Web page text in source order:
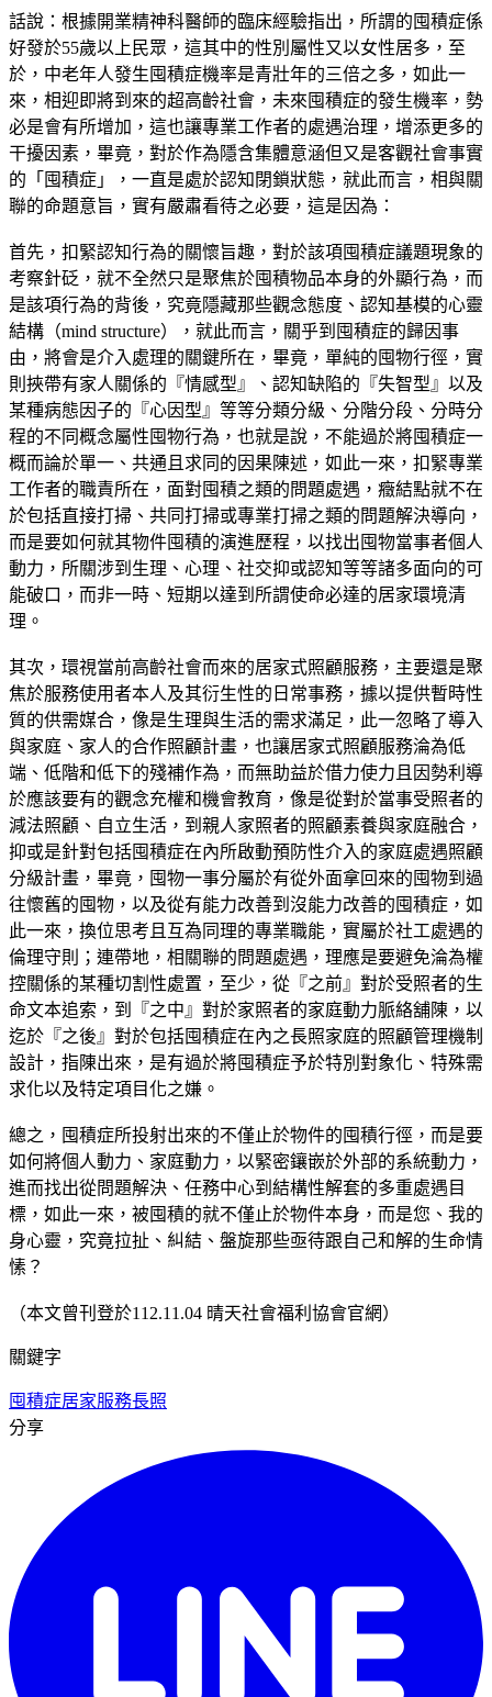
話說：根據開業精神科醫師的臨床經驗指出，所謂的囤積症係
好發於55歲以上民眾，這其中的性別屬性又以女性居多，至
於，中老年人發生囤積症機率是青壯年的三倍之多，如此一
來，相迎即將到來的超高齡社會，未來囤積症的發生機率，勢
必是會有所增加，這也讓專業工作者的處遇治理，增添更多的
干擾因素，畢竟，對於作為隱含集體意涵但又是客觀社會事實
的「囤積症」，一直是處於認知閉鎖狀態，就此而言，相與關
聯的命題意旨，實有嚴肅看待之必要，這是因為：
首先，扣緊認知行為的關懷旨趣，對於該項囤積症議題現象的
考察針砭，就不全然只是聚焦於囤積物品本身的外顯行為，而
是該項行為的背後，究竟隱藏那些觀念態度、認知基模的心靈
結構（mind structure），就此而言，關乎到囤積症的歸因事
由，將會是介入處理的關鍵所在，畢竟，單純的囤物行徑，實
則挾帶有家人關係的『情感型』、認知缺陷的『失智型』以及
某種病態因子的『心因型』等等分類分級、分階分段、分時分
程的不同概念屬性囤物行為，也就是說，不能過於將囤積症一
概而論於單一、共通且求同的因果陳述，如此一來，扣緊專業
工作者的職責所在，面對囤積之類的問題處遇，癥結點就不在
於包括直接打掃、共同打掃或專業打掃之類的問題解決導向，
而是要如何就其物件囤積的演進歷程，以找出囤物當事者個人
動力，所關涉到生理、心理、社交抑或認知等等諸多面向的可
能破口，而非一時、短期以達到所謂使命必達的居家環境清
理。
其次，環視當前高齡社會而來的居家式照顧服務，主要還是聚
焦於服務使用者本人及其衍生性的日常事務，據以提供暫時性
質的供需媒合，像是生理與生活的需求滿足，此一忽略了導入
與家庭、家人的合作照顧計畫，也讓居家式照顧服務淪為低
端、低階和低下的殘補作為，而無助益於借力使力且因勢利導
於應該要有的觀念充權和機會教育，像是從對於當事受照者的
減法照顧、自立生活，到親人家照者的照顧素養與家庭融合，
抑或是針對包括囤積症在內所啟動預防性介入的家庭處遇照顧
分級計畫，畢竟，囤物一事分屬於有從外面拿回來的囤物到過
往懷舊的囤物，以及從有能力改善到沒能力改善的囤積症，如
此一來，換位思考且互為同理的專業職能，實屬於社工處遇的
倫理守則；連帶地，相關聯的問題處遇，理應是要避免淪為權
控關係的某種切割性處置，至少，從『之前』對於受照者的生
命文本追索，到『之中』對於家照者的家庭動力脈絡舖陳，以
迄於『之後』對於包括囤積症在內之長照家庭的照顧管理機制
設計，指陳出來，是有過於將囤積症予於特別對象化、特殊需
求化以及特定項目化之嫌。
總之，囤積症所投射出來的不僅止於物件的囤積行徑，而是要
如何將個人動力、家庭動力，以緊密鑲嵌於外部的系統動力，
進而找出從問題解決、任務中心到結構性解套的多重處遇目
標，如此一來，被囤積的就不僅止於物件本身，而是您、我的
身心靈，究竟拉扯、糾結、盤旋那些亟待跟自己和解的生命情
愫？
（本文曾刊登於112.11.04 晴天社會福利協會官網）
關鍵字
囤積症居家服務長照
分享